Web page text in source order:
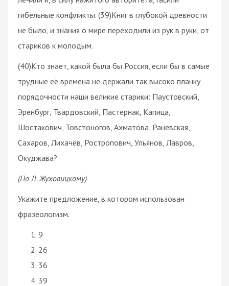
гибельные конфликты. (39)Книг в глубокой древности
не было, и знания о мире переходили из рук в руки, от
стариков к молодым.
(40)Кто знает, какой была бы Россия, если бы в самые
трудные её времена не держали так высоко планку
порядочности наши великие старики: Паустовский,
Эренбург, Твардовский, Пастернак, Капица,
Шостакович, Товстоногов, Ахматова, Раневская,
Сахаров, Лихачёв, Ростропович, Ульянов, Лавров,
Окуджава?
(По Л. Жуховицкому)
Укажите предложение, в котором использован
фразеологизм.
9
26
36
39